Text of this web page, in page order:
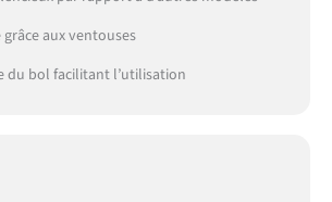
aux ventouses
du bol facilitant l’utilisation